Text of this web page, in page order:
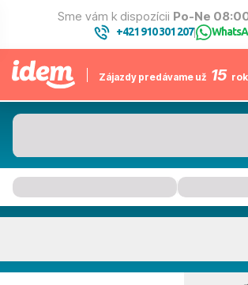
Sme vám k dispozícii Po-Ne
+421 910 301 207|
Zájazdy predávame už 15